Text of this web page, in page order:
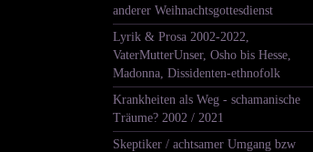
anderer Weihnachtsgottesdienst
Lyrik & Prosa 2002-2022,
VaterMutterUnser, Osho bis Hesse,
Madonna, Dissidenten-ethnofolk
Krankheiten als Weg - schamanische
Träume? 2002 / 2021
Skeptiker / achtsamer Umgang bzw